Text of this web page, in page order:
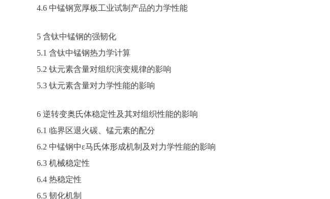
4.6 中锰钢宽厚板工业试制产品的力学性能
5 含钛中锰钢的强韧化
5.1 含钛中锰钢热力学计算
5.2 钛元素含量对组织演变规律的影响
5.3 钛元素含量对力学性能的影响
6 逆转变奥氏体稳定性及其对组织性能的影响
6.1 临界区退火碳、锰元素的配分
6.2 中锰钢中ε马氏体形成机制及对力学性能的影响
6.3 机械稳定性
6.4 热稳定性
6.5 韧化机制